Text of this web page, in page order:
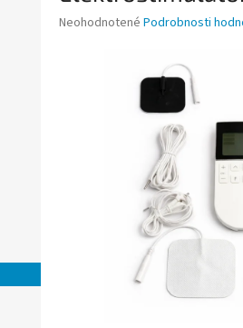
Priemerné
Neohodnotené Podrobnosti